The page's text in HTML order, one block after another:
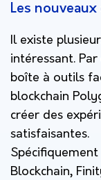
Les
Il existe
intéressant.
boîte à outils
blockchain
créer des
satisfaisantes.
Blockchain,